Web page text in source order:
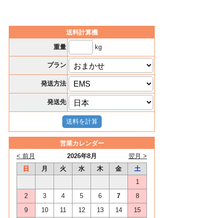
送料計算機
重量
kg
プラン
発送方法
発送先
営業カレンダー
2026年8月
< 前月
翌月 >
日
月 火 水 木 金
土
1
2
3 4 5 6 7
8
9
10 11 12 13 14 15